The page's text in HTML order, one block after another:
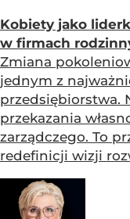
Kobiety jako
w firmach
Zmiana
jednym z
przedsiębiorstwa.
przekazania
zarządczego. To
redefinicji wizji